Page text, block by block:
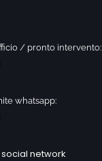
/ pronto intervento:
whatsapp:
network